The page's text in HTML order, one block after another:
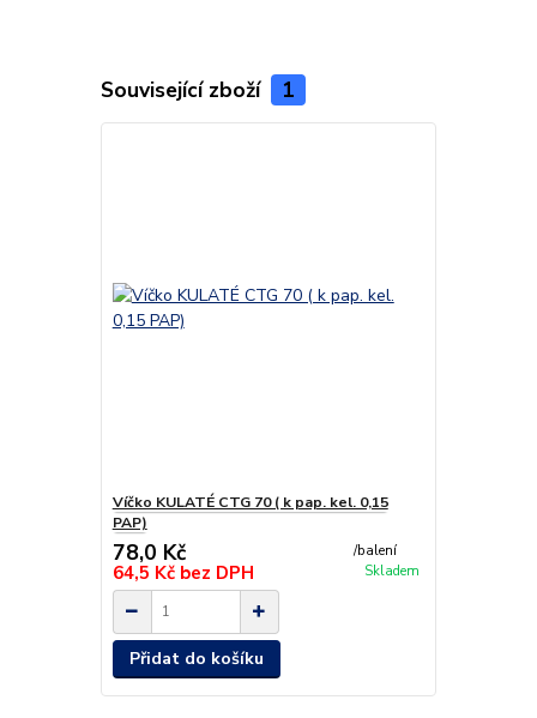
Související zboží 1
Víčko KULATÉ CTG 70 ( k pap. kel. 0,15
PAP)
78,0 Kč /balení
64,5 Kč bez DPH Skladem
Přidat do košíku